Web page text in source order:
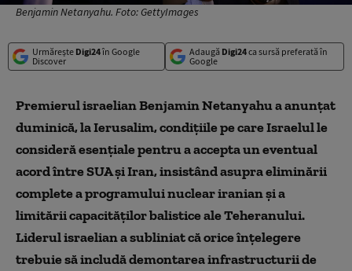
Benjamin Netanyahu. Foto: GettyImages
Urmărește Digi24în Google
Discover
Adaugă Digi24ca sursă preferată în
Google
Premierul israelian Benjamin Netanyahu a anunţat
duminică, la Ierusalim, condiţiile pe care Israelul le
consideră esenţiale pentru a accepta un eventual
acord între SUA şi Iran, insistând asupra eliminării
complete a programului nuclear iranian şi a
limitării capacităţilor balistice ale Teheranului.
Liderul israelian a subliniat că orice înţelegere
trebuie să includă demontarea infrastructurii de